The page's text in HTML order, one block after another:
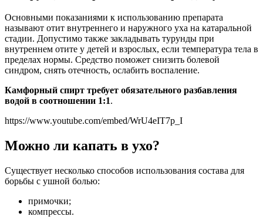
Основными показаниями к использованию препарата
называют отит внутреннего и наружного уха на катаральной
стадии. Допустимо также закладывать турунды при
внутреннем отите у детей и взрослых, если температура тела в
пределах нормы. Средство поможет снизить болевой
синдром, снять отечность, ослабить воспаление.
Камфорный спирт требует обязательного разбавления
водой в соотношении 1:1.
https://www.youtube.com/embed/WrU4eIT7p_I
Можно ли капать в ухо?
Существует несколько способов использования состава для
борьбы с ушной болью:
примочки;
компрессы.